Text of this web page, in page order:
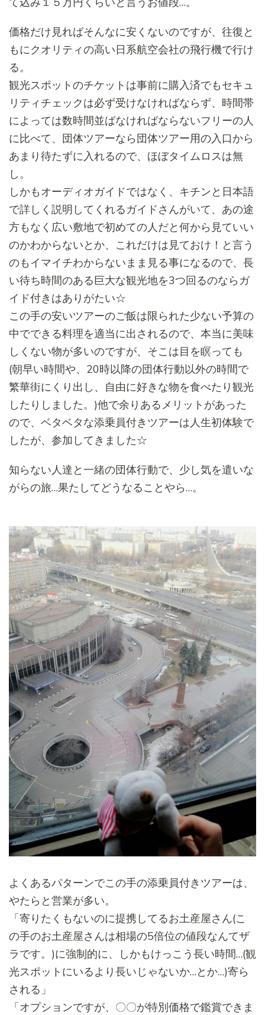
価格だけ見ればそんなに安くないのですが、 往復と
もにクオリティの高い日系航空会社の飛行機で行け
る。
観光スポットのチケットは事前に購入済でもセキュ
リティチェックは必ず受けなければならず、 時間帯
によっては数時間並ばなければならないフリーの人
に比べて、 団体ツアーなら団体ツアー用の入口から
あまり待たずに入れるので、ほぼタイムロスは無
し。
しかもオーディオガイドではなく、 キチンと日本語
で詳しく説明してくれるガイドさんがいて、 あの途
方もなく広い敷地で初めての人だと何から見ていい
のかわからないとか、これだけは見ておけ！ と言う
のもイマイチわからないまま見る事になるので、長
い待ち時間のある巨大な観光地を3つ回るのなら ガ
イド付きはありがたい☆
この手の安いツアーのご飯は限られた少ない予算の
中でできる料理を適当に出されるので、本当に美味
しくない物が多いのですが、 そこは目を瞑っても
(朝早い時間や、20時以降の団体行動以外の時間で
繁華街にくり出し、自由に好きな物を食べたり観光
したりしました。)他で余りあるメリットがあった
ので、 ベタベタな添乗員付きツアーは人生初体験で
したが、 参加してきました☆
知らない人達と一緒の団体行動で、少し気を遣いな
がらの旅…果たしてどうなることやら…。
よくあるパターンでこの手の添乗員付きツアーは、
やたらと営業が多い。
「寄りたくもないのに提携してるお土産屋さん(こ
の手のお土産屋さんは相場の5倍位の値段なんてザ
ラです。)に強制的に、しかもけっこう長い時間…(観
光スポットにいるより長いじゃないか…とか…)寄ら
される」
「オプションですが、〇〇が特別価格で鑑賞できま